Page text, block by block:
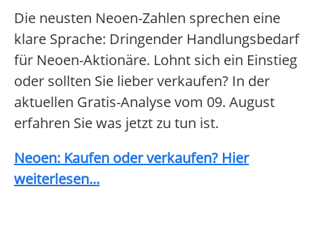
Die neusten Neoen-Zahlen sprechen eine
klare Sprache: Dringender Handlungsbedarf
für Neoen-Aktionäre. Lohnt sich ein Einstieg
oder sollten Sie lieber verkaufen? In der
aktuellen Gratis-Analyse vom 09. August
erfahren Sie was jetzt zu tun ist.
Neoen: Kaufen oder verkaufen? Hier
weiterlesen...